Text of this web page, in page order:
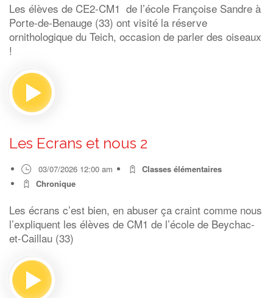
Les élèves de CE2-CM1 de l’école Françoise Sandre à
Porte-de-Benauge (33) ont visité la réserve
ornithologique du Teich, occasion de parler des oiseaux
!
Les Ecrans et nous 2
03/07/2026 12:00 am
Classes élémentaires
Chronique
Les écrans c’est bien, en abuser ça craint comme nous
l’expliquent les élèves de CM1 de l’école de Beychac-
et-Caillau (33)